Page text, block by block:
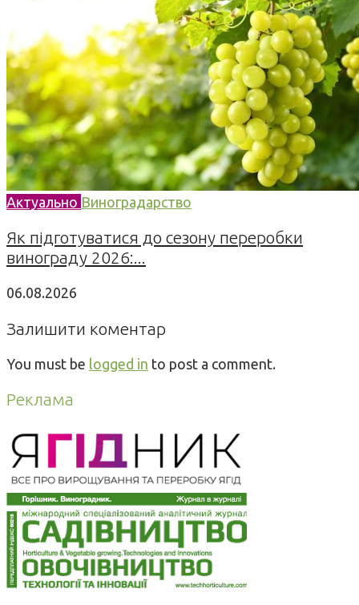
Актуально Виноградарство
Як підготуватися до сезону переробки
винограду 2026:...
06.08.2026
Залишити коментар
You must be logged in to post a comment.
Реклама